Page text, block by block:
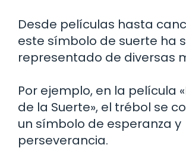
Desde películas hasta
este símbolo de suerte ha
representado de diversas
Por ejemplo, en la película
de la Suerte», el trébol se
un símbolo de esperanza y
perseverancia.